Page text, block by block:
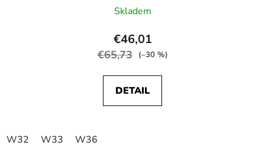
Skladem
€46,01
€65,73 (–30 %)
DETAIL
W32 W33 W36